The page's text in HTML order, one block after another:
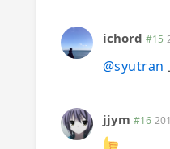
ichord #15
@syutran
jjym #16